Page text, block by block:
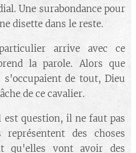
Une surabondance pour
disette dans le reste.
arrive avec ce
la parole. Alors que
de tout, Dieu
de ce cavalier.
question, il ne faut pas
des choses
qu'elles vont avoir des